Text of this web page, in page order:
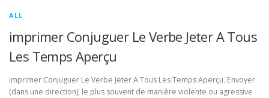
ALL
imprimer Conjuguer Le Verbe Jeter A Tous
Les Temps Aperçu
imprimer Conjuguer Le Verbe Jeter A Tous Les Temps Aperçu. Envoyer
(dans une direction), le plus souvent de manière violente ou agressive